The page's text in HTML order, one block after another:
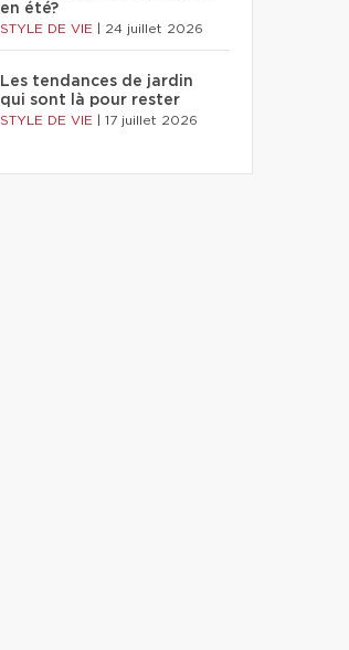
en été?
STYLE DE VIE 24 juillet 2026
Les tendances de jardin
qui sont là pour rester
STYLE DE VIE 17 juillet 2026